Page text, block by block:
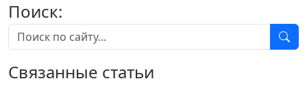
Поиск:
Связанные статьи